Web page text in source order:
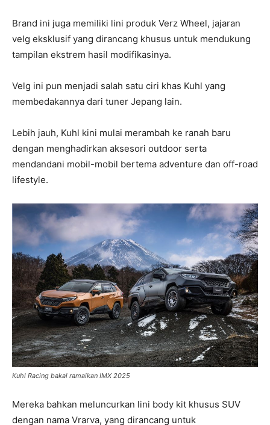
Brand ini juga memiliki lini produk Verz Wheel, jajaran
velg eksklusif yang dirancang khusus untuk mendukung
tampilan ekstrem hasil modifikasinya.
Velg ini pun menjadi salah satu ciri khas Kuhl yang
membedakannya dari tuner Jepang lain.
Lebih jauh, Kuhl kini mulai merambah ke ranah baru
dengan menghadirkan aksesori outdoor serta
mendandani mobil-mobil bertema adventure dan off-road
lifestyle.
Kuhl Racing bakal ramaikan IMX 2025
Mereka bahkan meluncurkan lini body kit khusus SUV
dengan nama Vrarva, yang dirancang untuk